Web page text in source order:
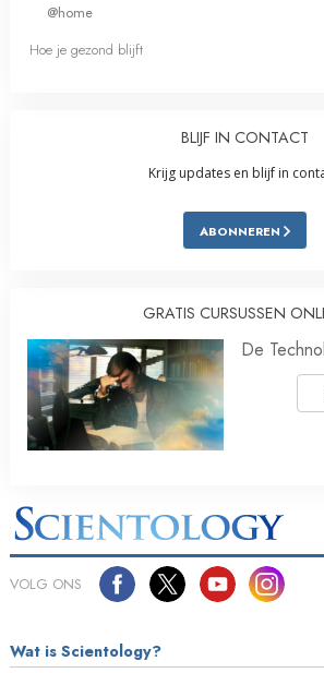
@home
Hoe je gezond blijft
BLIJF IN CONTACT
Krijg updates en blijf in
ABONNEREN
GRATIS CURSUSSEN
De
VOLG ONS
Wat is Scientology?